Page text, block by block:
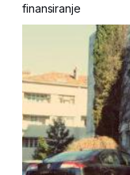
finansiranje